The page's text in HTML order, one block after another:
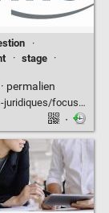
·
· stage
·
permalien
·